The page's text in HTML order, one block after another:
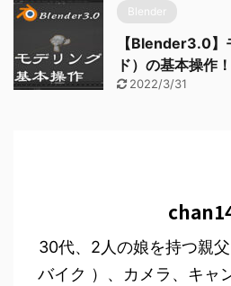
Blender
【Blender3.0】
ド）の基本操作！
2022/3/31
30代、2人の娘を持つ親
バイク ）、カメラ、キャ